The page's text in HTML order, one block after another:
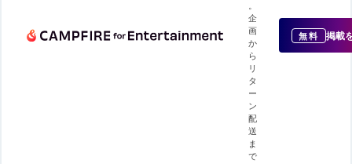
企
画
か
ら
リ
タ
ー
ン
配
送
ま
で
無料 掲載